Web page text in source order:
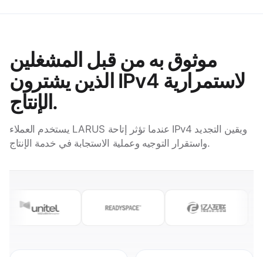
موثوق به من قبل المشغلين
الذين يشترون IPv4 لاستمرارية
الإنتاج.
يستخدم العملاء LARUS عندما تؤثر إتاحة IPv4 ويقين التجديد
واستقرار التوجيه وعملية الاستجابة في خدمة الإنتاج.